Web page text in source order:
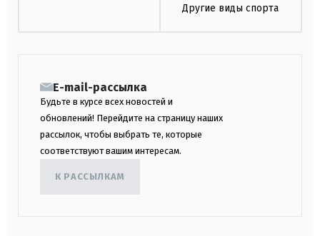
Другие виды спорта
E-mail-рассылка
Будьте в курсе всех новостей и
обновлений! Перейдите на страницу наших
рассылок, чтобы выбрать те, которые
соответствуют вашим интересам.
К РАССЫЛКАМ